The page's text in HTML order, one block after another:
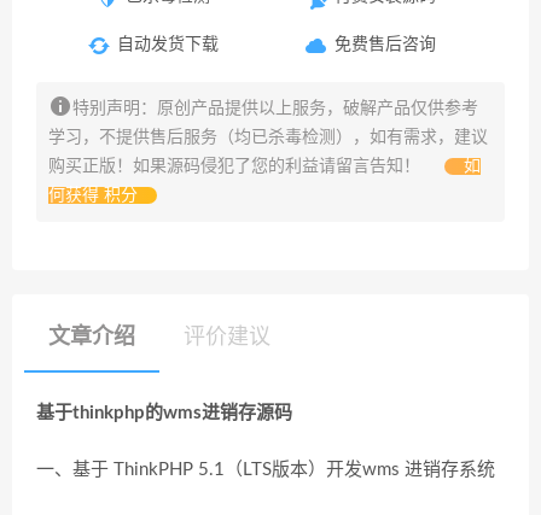
自动发货下载 免费售后咨询
特别声明：原创产品提供以上服务，破解产品仅供参考
学习，不提供售后服务（均已杀毒检测），如有需求，建议
购买正版！如果源码侵犯了您的利益请留言告知！
如
何获得 积分
文章介绍 评价建议
基于thinkphp的wms进销存源码
一、基于 ThinkPHP 5.1（LTS版本）开发wms 进销存系统